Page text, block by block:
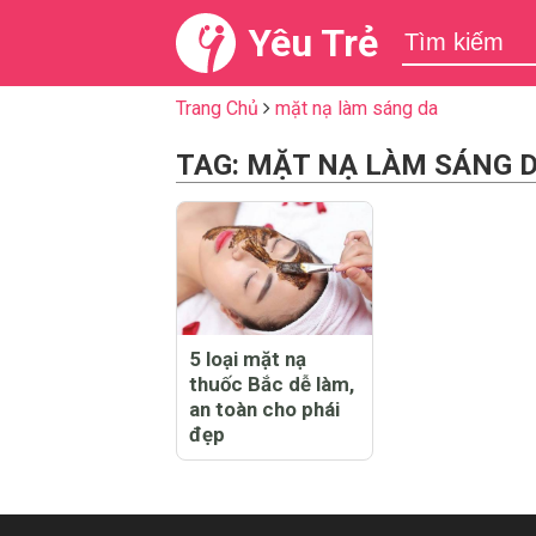
Yêu Trẻ
Trang Chủ mặt nạ làm sáng da
TAG: MẶT NẠ LÀM SÁNG
5 loại mặt nạ
thuốc Bắc dễ làm,
an toàn cho phái
đẹp